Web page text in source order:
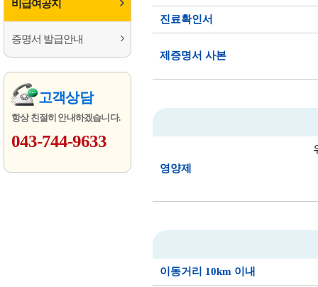
비급여공지
증명서 발급안내
고객상담
항상 친절히 안내하겠습니다.
043-744-9633
진료확인서
제증명서 사본
영양제
이동거리 10km 이내